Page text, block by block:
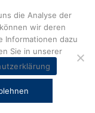
und
die Analyse der
wir deren
Informationen dazu
Sie in unserer